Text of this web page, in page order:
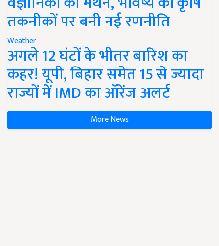
तकनीकों पर बनी नई रणनीति
Weather
अगले 12 घंटों के भीतर बारिश का
कहर! यूपी, बिहार समेत 15 से ज्यादा
राज्यों में IMD का ऑरेंज अलर्ट
More News